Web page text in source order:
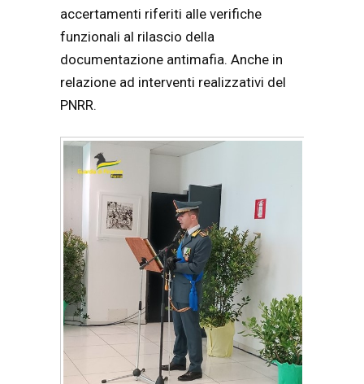
accertamenti riferiti alle verifiche
funzionali al rilascio della
documentazione antimafia. Anche in
relazione ad interventi realizzativi del
PNRR.